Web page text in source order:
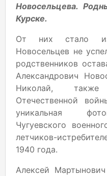
Новосельцева.
Курске.
От них стало
Новосельцев не
родственников
Александрович
Николай,
Отечественной
уникальная
Чугуевского
летчиков-
1940 года.
Алексей